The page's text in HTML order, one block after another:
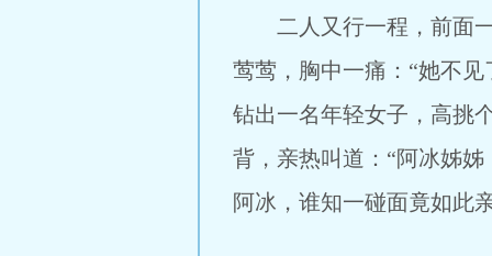
二人又行一程，前面一
莺莺，胸中一痛：“她不
钻出一名年轻女子，高挑
背，亲热叫道：“阿冰姊
阿冰，谁知一碰面竟如此